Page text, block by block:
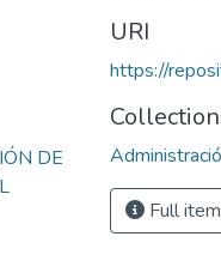
DE
URI
https://
Full